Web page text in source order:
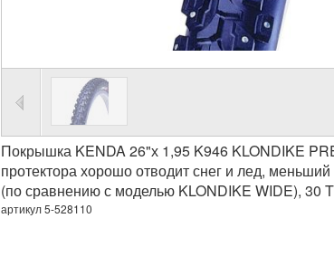
Покрышка KENDA 26"х 1,95 K946 KLONDIKE
протектора хорошо отводит снег и лед,
(по сравнению с моделью KLONDIKE WIDE), 30
артикул 5-528110